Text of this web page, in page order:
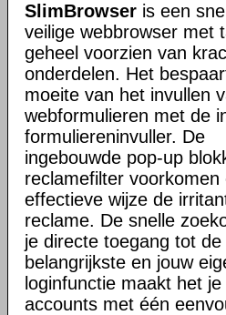
SlimBrowser is een
veilige webbrowser met
geheel voorzien van
onderdelen. Het
moeite van het invullen
webformulieren met de
formuliereninvuller. De
ingebouwde pop-up
reclamefilter voorkomen
effectieve wijze de
reclame. De snelle
je directe toegang tot de
belangrijkste en jouw
loginfunctie maakt het
accounts met één